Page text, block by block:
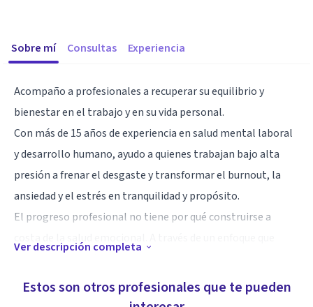
Sobre mí Consultas Experiencia
Acompaño a profesionales a recuperar su equilibrio y
bienestar en el trabajo y en su vida personal.
Con más de 15 años de experiencia en salud mental laboral
y desarrollo humano, ayudo a quienes trabajan bajo alta
presión a frenar el desgaste y transformar el burnout, la
ansiedad y el estrés en tranquilidad y propósito.
El progreso profesional no tiene por qué construirse a
coaching laboral, guío a personas y organizaciones a:
Ver descripción completa
Estos son otros profesionales que te pueden